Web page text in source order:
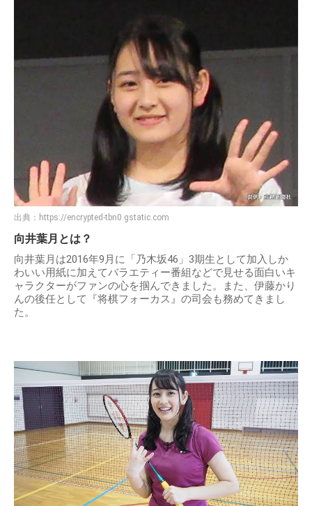
出典： https://encrypted-tbn0.gstatic.com
向井葉月とは？
向井葉月は2016年9月に「乃木坂46」3期生として加入しか
わいい用紙に加えてバラエティー番組などで見せる面白いキ
ャラクターがファンの心を掴んできました。また、伊藤かり
んの後任として『将棋フォーカス』の司会も務めてきまし
た。